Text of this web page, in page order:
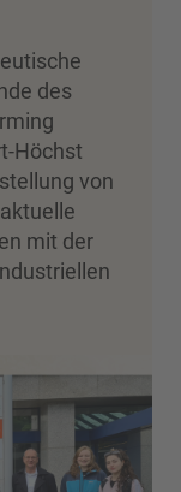
des
Höchst
von
mit der